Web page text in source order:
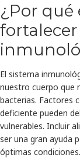
¿Por
El sistema
nuestro cuerpo que
bacterias. Factores
deficiente pueden
vulnerables. Incluir
ser una gran ayuda
óptimas condiciones.